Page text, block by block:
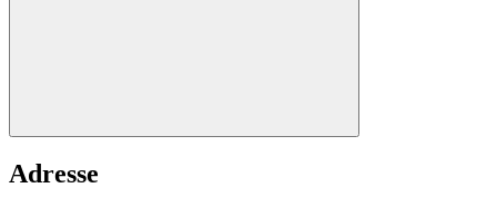
Adresse